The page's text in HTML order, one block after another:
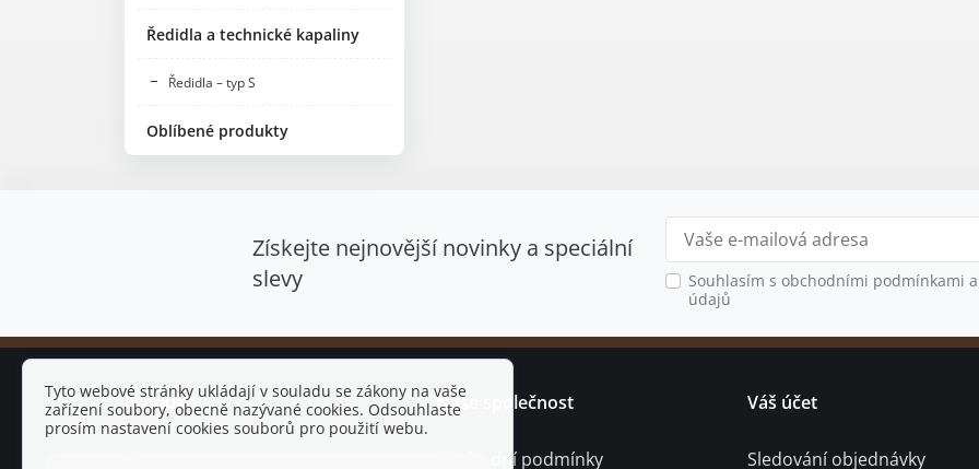
Ředidla a technické kapaliny
Ředidla – typ S
Oblíbené produkty
Získejte nejnovější novinky a speciální
slevy
Souhlasím s obchodními podmínkami
údajů
Produkty Naše společnost
Obchodní podmínky
Váš účet
Sledování objednávky
Tyto webové stránky ukládají v souladu se zákony na vaše
zařízení soubory, obecně nazývané cookies. Odsouhlaste
prosím nastavení cookies souborů pro použití webu.